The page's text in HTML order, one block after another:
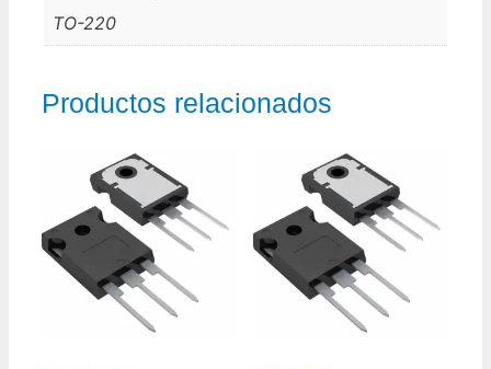
TO-220
Productos relacionados